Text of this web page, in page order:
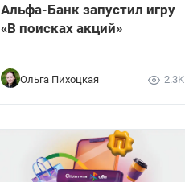
Альфа-Банк запустил игру
«В поисках акций»
Ольга Пихоцкая 2.3K